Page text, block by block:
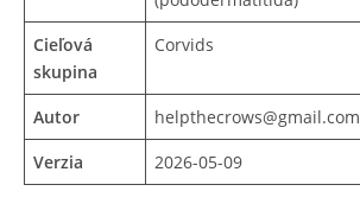
Cieľová
skupina
Corvids
Autor
helpthecrows@gmail.com
Verzia
2026-05-09